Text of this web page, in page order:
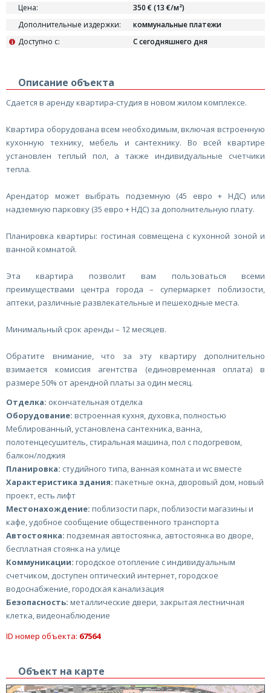
Цена:
350 € (13 €/м²)
Дополнительные издержки:
коммунальные платежи
Доступно с:
i С сегодняшнего дня
Описание объекта
Сдается в аренду квартира-студия в новом жилом комплексе.
Квартира оборудована всем необходимым, включая встроенную
кухонную технику, мебель и сантехнику. Во всей квартире
установлен теплый пол, а также индивидуальные счетчики
тепла.
Арендатор может выбрать подземную (45 евро + НДС) или
надземную парковку (35 евро + НДС) за дополнительную плату.
Планировка квартиры: гостиная совмещена с кухонной зоной и
ванной комнатой.
Эта квартира позволит вам пользоваться всеми
преимуществами центра города – супермаркет поблизости,
аптеки, различные развлекательные и пешеходные места.
Минимальный срок аренды – 12 месяцев.
Обратите внимание, что за эту квартиру дополнительно
взимается комиссия агентства (единовременная оплата) в
размере 50% от арендной платы за один месяц.
Отделка: окончательная отделка
Оборудование: встроенная кухня, духовка, полностью
Меблированный, установлена сантехника, ванна,
полотенцесушитель, стиральная машина, пол с подогревом,
балкон/лоджия
Планировка: студийного типа, ванная комната и wc вместе
Характеристика здания: пакетные окна, дворовый дом, новый
проект, есть лифт
Местонахождение: поблизости парк, поблизости магазины и
кафе, удобное сообщение общественного транспорта
Автостоянка: подземная автостоянка, автостоянка во дворе,
бесплатная стоянка на улице
Коммуникации: городское отопление с индивидуальным
счетчиком, доступен оптический интернет, городское
водоснабжение, городская канализация
Безопасность: металлические двери, закрытая лестничная
клетка, видеонаблюдение
ID номер объекта: 67564
Объект на карте